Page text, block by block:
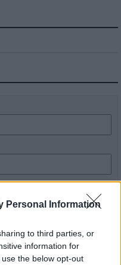
Personal Information
to third parties, or
information for
the below opt-out